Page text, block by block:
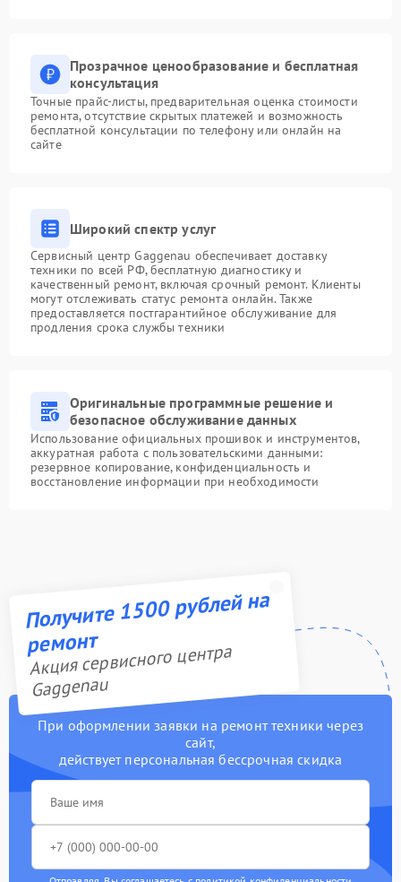
Прозрачное ценообразование и бесплатная
консультация
Точные прайс-листы, предварительная оценка стоимости
ремонта, отсутствие скрытых платежей и возможность
бесплатной консультации по телефону или онлайн на
сайте
Широкий спектр услуг
Сервисный центр Gaggenau обеспечивает доставку
техники по всей РФ, бесплатную диагностику и
качественный ремонт, включая срочный ремонт. Клиенты
могут отслеживать статус ремонта онлайн. Также
предоставляется постгарантийное обслуживание для
продления срока службы техники
Оригинальные программные решение и
безопасное обслуживание данных
Использование официальных прошивок и инструментов,
аккуратная работа с пользовательскими данными:
резервное копирование, конфиденциальность и
восстановление информации при необходимости
Получите 1500 рублей на
ремонт
Акция сервисного центра
Gaggenau
При оформлении заявки на ремонт техники через
сайт,
действует персональная бессрочная скидка